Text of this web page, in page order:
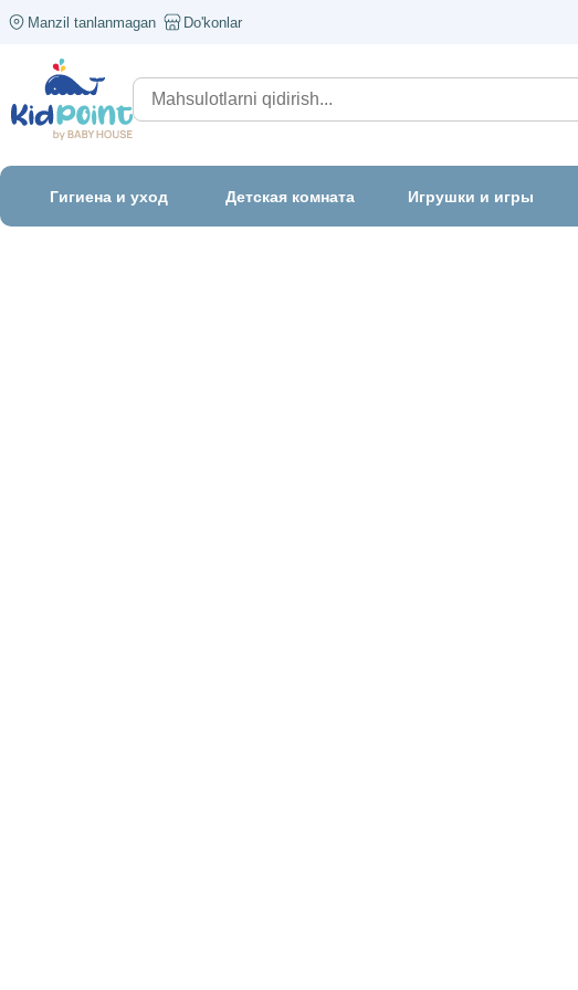
Manzil tanlanmagan Do'konlar
Гигиена и уход Детская комната Игрушки и игры